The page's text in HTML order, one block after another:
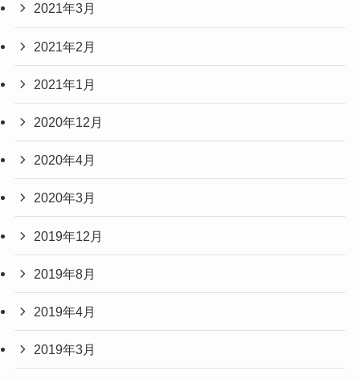
2021年3月
2021年2月
2021年1月
2020年12月
2020年4月
2020年3月
2019年12月
2019年8月
2019年4月
2019年3月